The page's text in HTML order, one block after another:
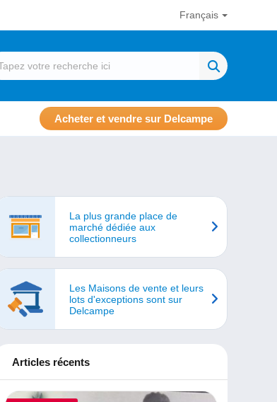
Français
Acheter et vendre sur Delcampe
La plus grande place de
marché dédiée aux
collectionneurs
Les Maisons de vente et leurs
lots d'exceptions sont sur
Delcampe
Articles récents